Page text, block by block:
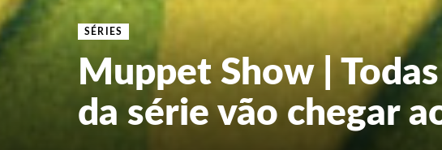
SÉRIES
Muppet Show |
da série vão chegar